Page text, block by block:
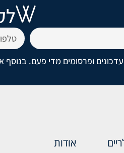
ופרסומים מדי פעם. בנוסף
אודות